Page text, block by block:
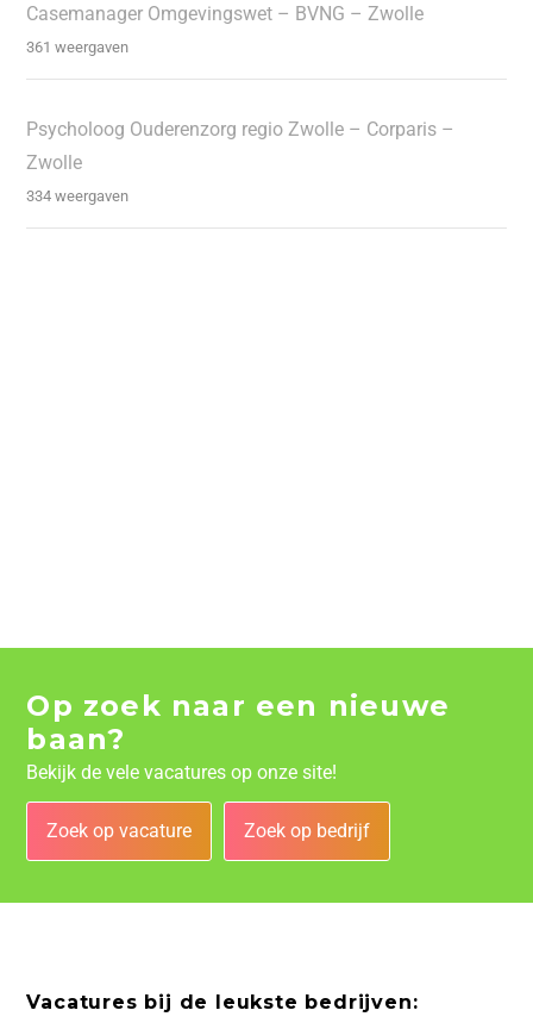
Casemanager Omgevingswet – BVNG – Zwolle
361 weergaven
Psycholoog Ouderenzorg regio Zwolle – Corparis –
Zwolle
334 weergaven
Op zoek naar een nieuwe
baan?
Bekijk de vele vacatures op onze site!
Zoek op vacature Zoek op bedrijf
Vacatures bij de leukste bedrijven: